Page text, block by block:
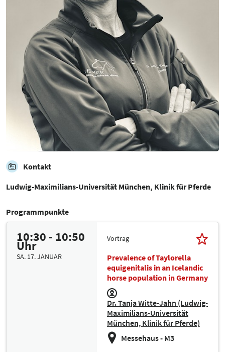
Kontakt
Ludwig-Maximilians-Universität München, Klinik für Pferde
Programmpunkte
10:30 - 10:50
Uhr
SA. 17. JANUAR
Vortrag
Prevalence of Taylorella
equigenitalis in an Icelandic
horse population in Germany
Dr. Tanja Witte-Jahn (Ludwig-
Maximilians-Universität
München, Klinik für Pferde)
Messehaus - M3